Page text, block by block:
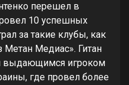
перешел в
10 успешных
за такие клубы, как
Метан Медиас». Гитан
выдающимся игроком
где провел более